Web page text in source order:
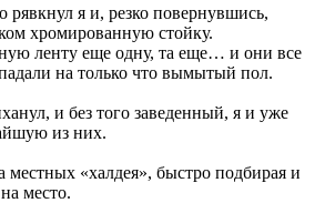
рявкнул я и, резко повернувшись,
хромированную стойку.
ленту еще одну, та еще… и они все
на только что вымытый пол.
и без того заведенный, я и уже
из них.
местных «халдея», быстро подбирая и
место.